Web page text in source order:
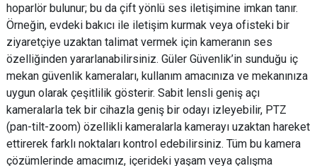
hoparlör bulunur; bu da çift yönlü ses iletişimine imkan tanır.
Örneğin, evdeki bakıcı ile iletişim kurmak veya ofisteki bir
ziyaretçiye uzaktan talimat vermek için kameranın ses
özelliğinden yararlanabilirsiniz. Güler Güvenlik’in sunduğu iç
mekan güvenlik kameraları, kullanım amacınıza ve mekanınıza
uygun olarak çeşitlilik gösterir. Sabit lensli geniş açı
kameralarla tek bir cihazla geniş bir odayı izleyebilir, PTZ
(pan-tilt-zoom) özellikli kameralarla kamerayı uzaktan hareket
ettirerek farklı noktaları kontrol edebilirsiniz. Tüm bu kamera
çözümlerinde amacımız, içerideki yaşam veya çalışma